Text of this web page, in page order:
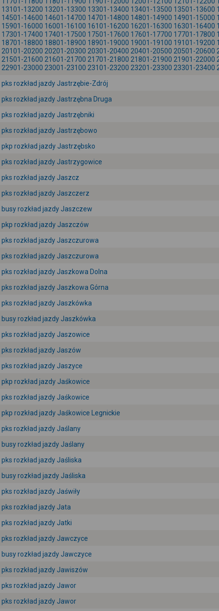
13101-13200 13201-13300 13301-13400 13401-13500 13501-13600
14501-14600 14601-14700 14701-14800 14801-14900 14901-15000
15901-16000 16001-16100 16101-16200 16201-16300 16301-16400
17301-17400 17401-17500 17501-17600 17601-17700 17701-17800
18701-18800 18801-18900 18901-19000 19001-19100 19101-19200
20101-20200 20201-20300 20301-20400 20401-20500 20501-20600
21501-21600 21601-21700 21701-21800 21801-21900 21901-22000
22901-23000 23001-23100 23101-23200 23201-23300 23301-23400
pks rozkład jazdy Jastrzębie-Zdrój
pks rozkład jazdy Jastrzębna Druga
pks rozkład jazdy Jastrzębniki
pks rozkład jazdy Jastrzębowo
pkp rozkład jazdy Jastrzębsko
pks rozkład jazdy Jastrzygowice
pks rozkład jazdy Jaszcz
pks rozkład jazdy Jaszczerz
busy rozkład jazdy Jaszczew
pkp rozkład jazdy Jaszczów
pks rozkład jazdy Jaszczurowa
pks rozkład jazdy Jaszczurowa
pks rozkład jazdy Jaszkowa Dolna
pks rozkład jazdy Jaszkowa Górna
pks rozkład jazdy Jaszkówka
busy rozkład jazdy Jaszkówka
pks rozkład jazdy Jaszowice
pks rozkład jazdy Jaszów
pks rozkład jazdy Jaszyce
pkp rozkład jazdy Jaśkowice
pks rozkład jazdy Jaśkowice
pkp rozkład jazdy Jaśkowice Legnickie
pks rozkład jazdy Jaślany
busy rozkład jazdy Jaślany
pks rozkład jazdy Jaśliska
busy rozkład jazdy Jaśliska
pks rozkład jazdy Jaświły
pks rozkład jazdy Jata
pks rozkład jazdy Jatki
pks rozkład jazdy Jawczyce
busy rozkład jazdy Jawczyce
pks rozkład jazdy Jawiszów
pks rozkład jazdy Jawor
pks rozkład jazdy Jawor